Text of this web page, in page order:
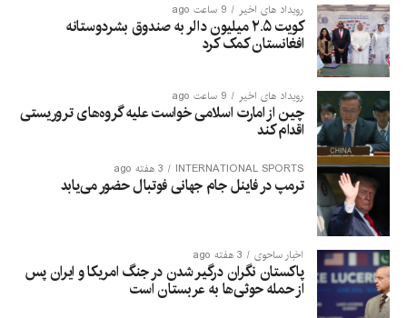
رویداد های اخیر 9 ساعت ago
کویت ۲.۵ میلیون دالر به صندوق بشردوستانه
افغانستان کمک کرد
رویداد های اخیر 9 ساعت ago
چین از امارت اسلامی خواست علیه گروه‌های تروریستی
اقدام کند
INTERNATIONAL SPORTS 3 هفته ago
ترمپ در فاینل جام جهانی فوتبال حضور می‌یابد
اخبار ساحوی 3 هفته ago
پاکستان نگران درگیر شدن در جنگ امریکا و ایران پس
از حمله حوثی‌ها به عربستان است